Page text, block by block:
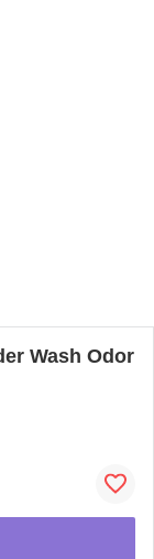
Wash Odor